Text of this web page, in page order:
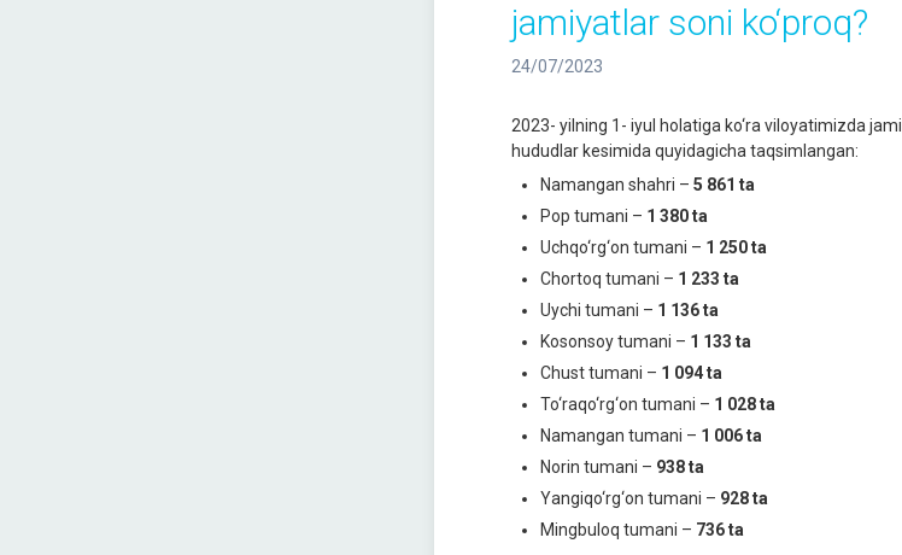
jamiyatlar soni ko‘proq?
24/07/2023
2023- yilning 1- iyul holatiga ko‘ra viloyatimizda jami
hududlar kesimida quyidagicha taqsimlangan:
Namangan shahri – 5 861 ta
Pop tumani – 1 380ta
Uchqo‘rg‘on tumani – 1 250ta
Chortoq tumani – 1 233 ta
Uychi tumani – 1 136ta
Kosonsoy tumani – 1 133 ta
Chust tumani – 1 094ta
To‘raqo‘rg‘on tumani – 1 028ta
Namangan tumani – 1 006ta
Norin tumani – 938ta
Yangiqo‘rg‘on tumani – 928ta
Mingbuloq tumani – 736ta